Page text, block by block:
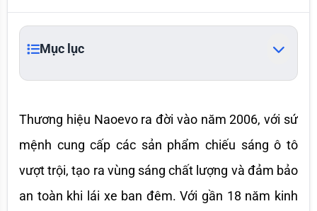
Mục lục
Thương hiệu Naoevo ra đời vào năm 2006, với sứ
mệnh cung cấp các sản phẩm chiếu sáng ô tô
vượt trội, tạo ra vùng sáng chất lượng và đảm bảo
an toàn khi lái xe ban đêm. Với gần 18 năm kinh